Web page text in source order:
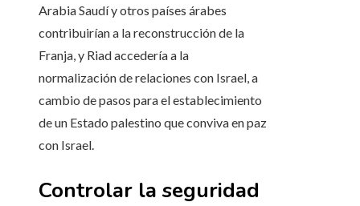
Arabia Saudí y otros países árabes
contribuirían a la reconstrucción de la
Franja, y Riad accedería a la
normalización de relaciones con Israel, a
cambio de pasos para el establecimiento
de un Estado palestino que conviva en paz
con Israel.
Controlar la seguridad